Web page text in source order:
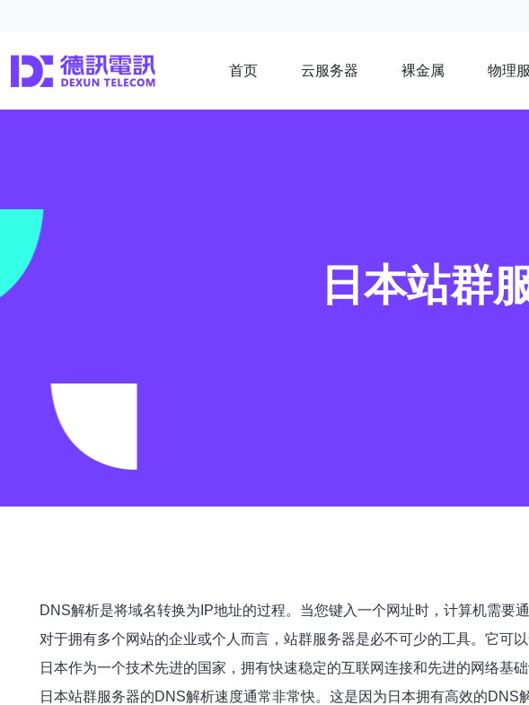
首页 云服务器 裸金属 物理
日本站群
DNS解析是将域名转换为IP地址的过程。当您键入一个网址时，计算机需要
对于拥有多个网站的企业或个人而言，站群服务器是必不可少的工具。它可
日本作为一个技术先进的国家，拥有快速稳定的互联网连接和先进的网络基
日本站群服务器的DNS解析速度通常非常快。这是因为日本拥有高效的